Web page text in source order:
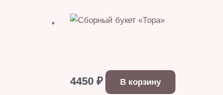
4450 ₽ В корзину